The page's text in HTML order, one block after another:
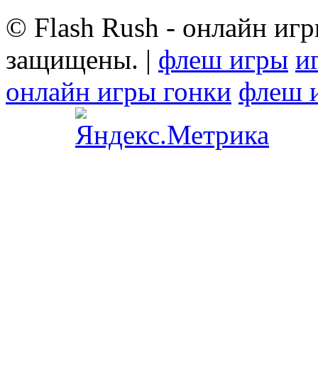
© Flash Rush - онлайн
защищены. | флеш игры
онлайн игры гонки флеш